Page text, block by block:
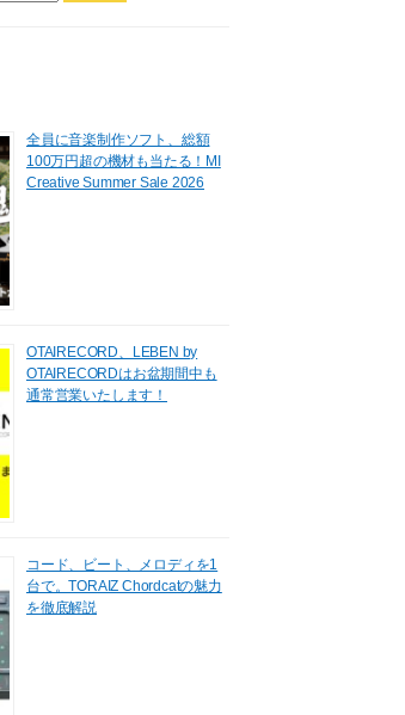
全員に音楽制作ソフト、総額
100万円超の機材も当たる！MI
Creative Summer Sale 2026
OTAIRECORD、LEBEN by
OTAIRECORDはお盆期間中も
通常営業いたします！
コード、ビート、メロディを1
台で。TORAIZ Chordcatの魅力
を徹底解説